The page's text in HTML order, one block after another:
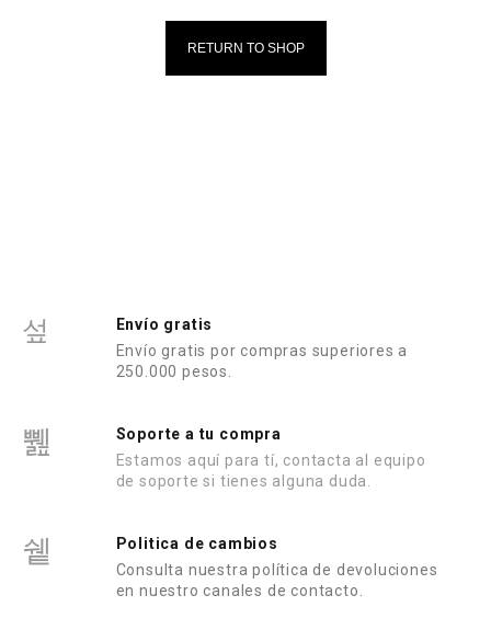
RETURN TO SHOP
Envío gratis
Envío gratis por compras superiores a
250.000 pesos.
Soporte a tu compra
Estamos aquí para tí, contacta al equipo
de soporte si tienes alguna duda.
Politica de cambios
Consulta nuestra política de devoluciones
en nuestro canales de contacto.